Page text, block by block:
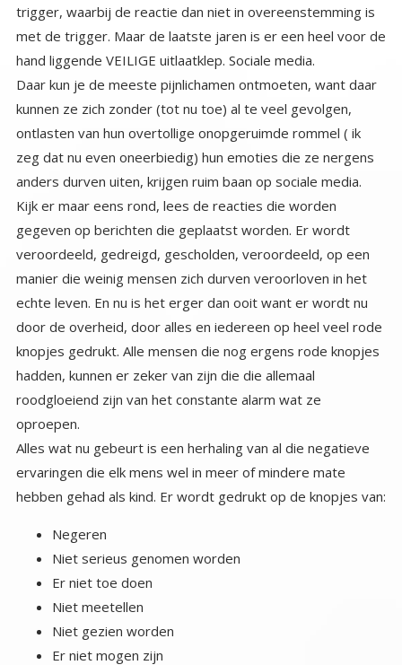
hand liggende VEILIGE uitlaatklep. Sociale media.
Daar kun je de meeste pijnlichamen ontmoeten, want daar
kunnen ze zich zonder (tot nu toe) al te veel gevolgen,
ontlasten van hun overtollige onopgeruimde rommel ( ik
zeg dat nu even oneerbiedig) hun emoties die ze nergens
anders durven uiten, krijgen ruim baan op sociale media.
Kijk er maar eens rond, lees de reacties die worden
gegeven op berichten die geplaatst worden. Er wordt
veroordeeld, gedreigd, gescholden, veroordeeld, op een
manier die weinig mensen zich durven veroorloven in het
echte leven. En nu is het erger dan ooit want er wordt nu
door de overheid, door alles en iedereen op heel veel rode
knopjes gedrukt. Alle mensen die nog ergens rode knopjes
hadden, kunnen er zeker van zijn die die allemaal
roodgloeiend zijn van het constante alarm wat ze
oproepen.
Alles wat nu gebeurt is een herhaling van al die negatieve
ervaringen die elk mens wel in meer of mindere mate
hebben gehad als kind. Er wordt gedrukt op de knopjes van:
Negeren
Niet serieus genomen worden
Er niet toe doen
Niet meetellen
Niet gezien worden
Er niet mogen zijn